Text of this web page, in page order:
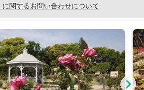
に関するお問い合わせについて
ノばら園